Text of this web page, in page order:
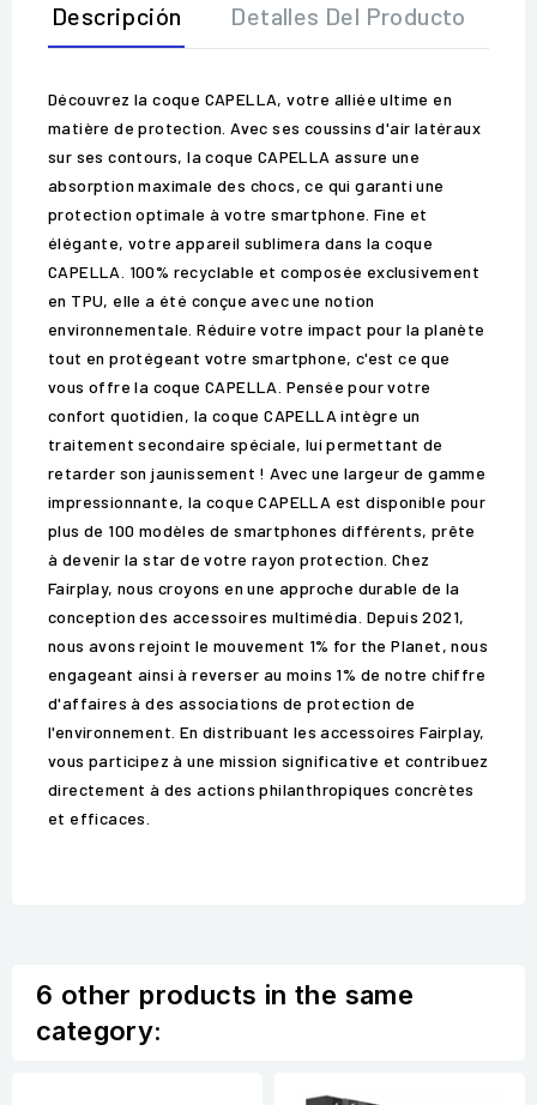
Descripción Detalles Del Producto
Découvrez la coque CAPELLA, votre alliée ultime en
matière de protection. Avec ses coussins d'air latéraux
sur ses contours, la coque CAPELLA assure une
absorption maximale des chocs, ce qui garanti une
protection optimale à votre smartphone. Fine et
élégante, votre appareil sublimera dans la coque
CAPELLA. 100% recyclable et composée exclusivement
en TPU, elle a été conçue avec une notion
environnementale. Réduire votre impact pour la planète
tout en protégeant votre smartphone, c'est ce que
vous offre la coque CAPELLA. Pensée pour votre
confort quotidien, la coque CAPELLA intègre un
traitement secondaire spéciale, lui permettant de
retarder son jaunissement ! Avec une largeur de gamme
impressionnante, la coque CAPELLA est disponible pour
plus de 100 modèles de smartphones différents, prête
à devenir la star de votre rayon protection. Chez
Fairplay, nous croyons en une approche durable de la
conception des accessoires multimédia. Depuis 2021,
nous avons rejoint le mouvement 1% for the Planet, nous
engageant ainsi à reverser au moins 1% de notre chiffre
d'affaires à des associations de protection de
l'environnement. En distribuant les accessoires Fairplay,
vous participez à une mission significative et contribuez
directement à des actions philanthropiques concrètes
et efficaces.
6 other products in the same
category: